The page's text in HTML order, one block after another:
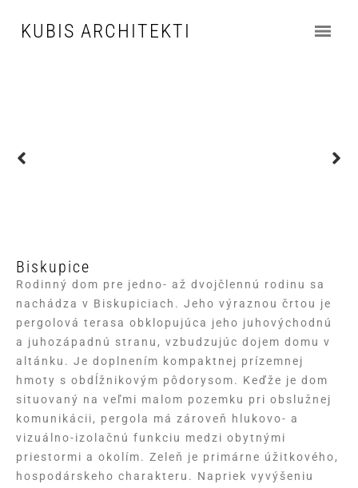
KUBIS ARCHITEKTI
Biskupice
Rodinný dom pre jedno- až dvojčlennú rodinu sa
nachádza v Biskupiciach. Jeho výraznou črtou je
pergolová terasa obklopujúca jeho juhovýchodnú
a juhozápadnú stranu, vzbudzujúc dojem domu v
altánku. Je doplnením kompaktnej prízemnej
hmoty s obdĺžnikovým pôdorysom. Keďže je dom
situovaný na veľmi malom pozemku pri obslužnej
komunikácii, pergola má zároveň hlukovo- a
vizuálno-izolačnú funkciu medzi obytnými
priestormi a okolím. Zeleň je primárne úžitkového,
hospodárskeho charakteru. Napriek vyvýšeniu